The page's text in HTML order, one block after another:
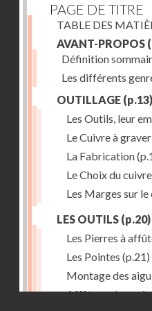
PAGE DE TITRE
TABLE DES
AVANT-PROPOS
Définition
Les différents
OUTILLAGE (p.13)
Les Outils, leur
Le Cuivre à graver
La Fabrication
Le Choix du cuivre
Les Marges sur le
LES OUTILS (p.20)
Les Pierres à
Les Pointes (p.21)
Montage des
Affûtage des